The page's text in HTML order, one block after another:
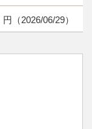
円（2026/06/29）